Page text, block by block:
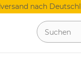
nach